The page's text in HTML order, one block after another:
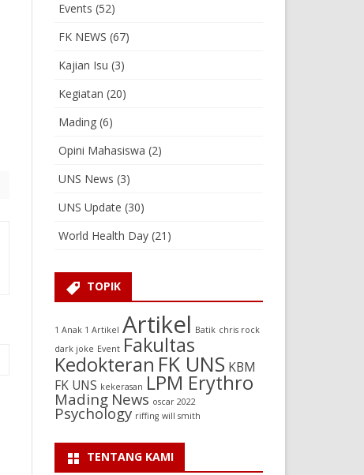
Events (52)
FK NEWS (67)
Kajian Isu (3)
Kegiatan (20)
Mading(6)
Opini Mahasiswa (2)
UNS News (3)
UNS Update (30)
World Health Day(21)
TOPIK
1 Anak 1 Artikel Artikel Batik chris rock
dark joke Event Fakultas
Kedokteran FK UNS KBM
FK UNS kekerasan LPM Erythro
Mading News oscar 2022
Psychology riffing will smith
TENTANG KAMI